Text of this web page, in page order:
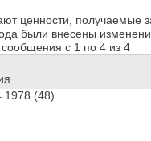
ценности, получаемые
были внесены
с 1 по 4 из 4
(48)